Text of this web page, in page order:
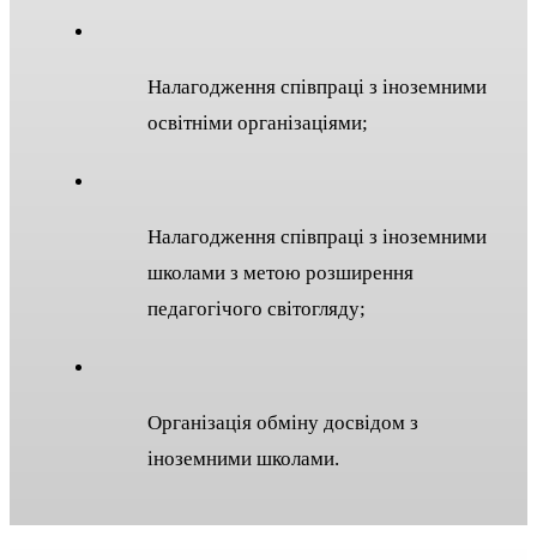
Налагодження співпраці з іноземними
освітніми організаціями;
Налагодження співпраці з іноземними
школами з метою розширення
педагогічого світогляду;
Організація обміну досвідом з
іноземними школами.